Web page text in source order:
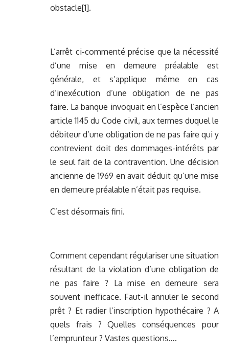
obstacle[1].
L’arrêt ci-commenté précise que la nécessité
d’une mise en demeure préalable est
générale, et s’applique même en cas
d’inexécution d’une obligation de ne pas
faire. La banque invoquait en l’espèce l’ancien
article 1145 du Code civil, aux termes duquel le
débiteur d’une obligation de ne pas faire qui y
contrevient doit des dommages-intérêts par
le seul fait de la contravention. Une décision
ancienne de 1969 en avait déduit qu’une mise
en demeure préalable n’était pas requise.
C’est désormais fini.
Comment cependant régulariser une situation
résultant de la violation d’une obligation de
ne pas faire ? La mise en demeure sera
souvent inefficace. Faut-il annuler le second
prêt ? Et radier l’inscription hypothécaire ? A
quels frais ? Quelles conséquences pour
l’emprunteur ? Vastes questions….